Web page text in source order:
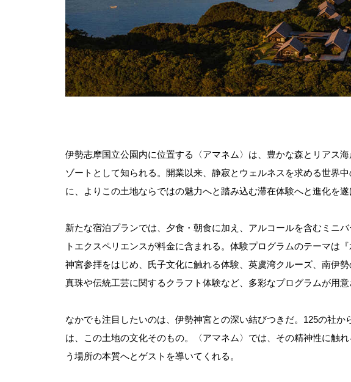
伊勢志摩国立公園内に位置する〈アマネム〉は、豊かな森とリアス
ゾートとして知られる。開業以来、静寂とウェルネスを求める世界
に、よりこの土地ならではの魅力へと踏み込む滞在体験へと進化を遂
新たな宿泊プランでは、夕食・朝食に加え、アルコールを含むミニ
トエクスペリエンスが料金に含まれる。体験プログラムのテーマは
神宮参拝をはじめ、氏子文化に触れる体験、英虞湾クルーズ、南伊
真珠や伝統工芸に関するクラフト体験など、多彩なプログラムが用意
なかでも注目したいのは、伊勢神宮との深い結びつきだ。125の社
は、この土地の文化そのもの。〈アマネム〉では、その精神性に触
う場所の本質へとゲストを導いてくれる。